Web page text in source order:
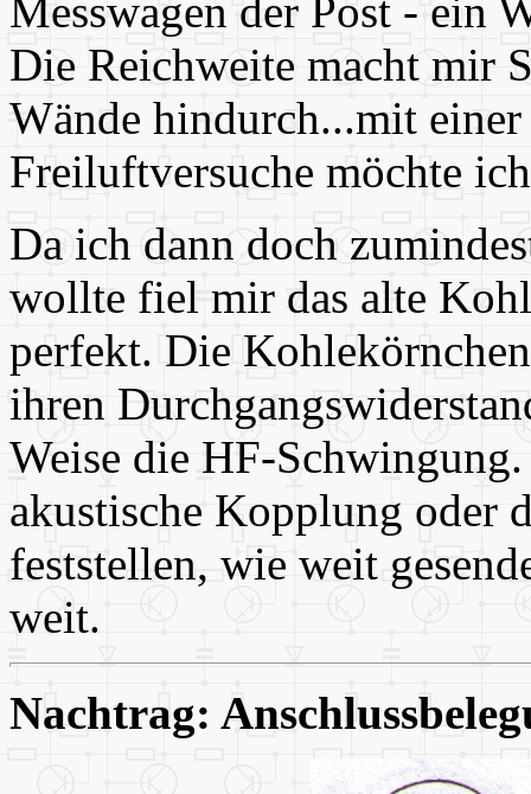
Messwagen der Post - ein
Die Reichweite macht mir
Wände hindurch...mit
Freiluftversuche möchte
Da ich dann doch
wollte fiel mir das alte
perfekt. Die
ihren
Weise die HF-
akustische Kopplung oder
feststellen, wie weit
weit.
Nachtrag: